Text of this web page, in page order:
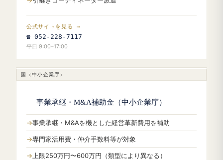
公式サイトを見る →
☎ 052-228-7117
平日 9:00–17:00
国（中小企業庁）
事業承継・M&A補助金（中小企業庁）
事業承継・M&Aを機とした経営革新費用を補助
専門家活用費・仲介手数料等が対象
上限250万円〜600万円（類型により異なる）